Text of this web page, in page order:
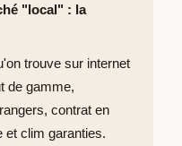
"local" : la
trouve sur internet
de gamme,
contrat en
et clim garanties.